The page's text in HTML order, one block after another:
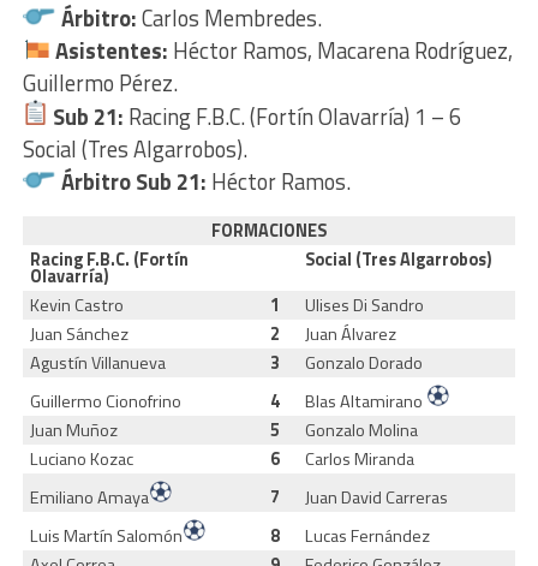
Árbitro:Carlos Membredes.
Asistentes: Héctor Ramos, Macarena Rodríguez,
Guillermo Pérez.
Sub 21: Racing F.B.C. (Fortín Olavarría) 1 – 6
Social (Tres Algarrobos).
Árbitro Sub 21: Héctor Ramos.
FORMACIONES
Racing F.B.C. (Fortín
Olavarría)
Social (Tres Algarrobos)
Kevin Castro
1
Ulises Di Sandro
Juan Sánchez
2
Juan Álvarez
Agustín Villanueva
3
Gonzalo Dorado
Guillermo Cionofrino
4
Blas Altamirano
Juan Muñoz
5
Gonzalo Molina
Luciano Kozac
6
Carlos Miranda
Emiliano Amaya
7
Juan David Carreras
Luis Martín Salomón
8
Lucas Fernández